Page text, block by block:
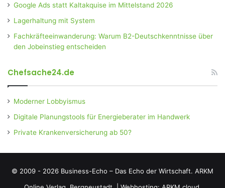
Google Ads statt Kaltakquise im Mittelstand 2026
Lagerhaltung mit System
Fachkräfteeinwanderung: Warum B2-Deutschkenntnisse über
den Jobeinstieg entscheiden
Chefsache24.de
Moderner Lobbyismus
Digitale Planungstools für Energieberater im Handwerk
Private Krankenversicherung ab 50?
© 2009 - 2026 Business-Echo – Das Echo der Wirtschaft. ARKM